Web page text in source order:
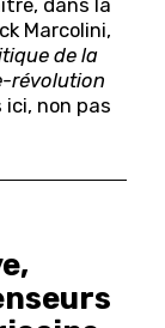
Marcolini,
de la
révolution
ici, non pas